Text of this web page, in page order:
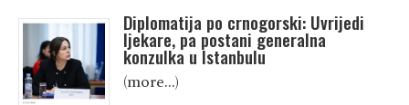
Diplomatija po crnogorski: Uvrijedi
ljekare, pa postani generalna
konzulka u Istanbulu
(more…)